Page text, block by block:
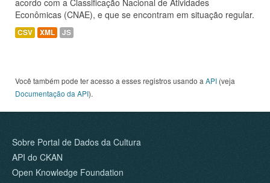
acordo com a Classificação Nacional de Atividades
Econômicas (CNAE), e que se encontram em situação regular.
CSV XML JS
Você também pode ter acesso a esses registros usando a API (veja
Documentação da API).
Sobre Portal de Dados da Cultura
API do CKAN
Open Knowledge Foundation